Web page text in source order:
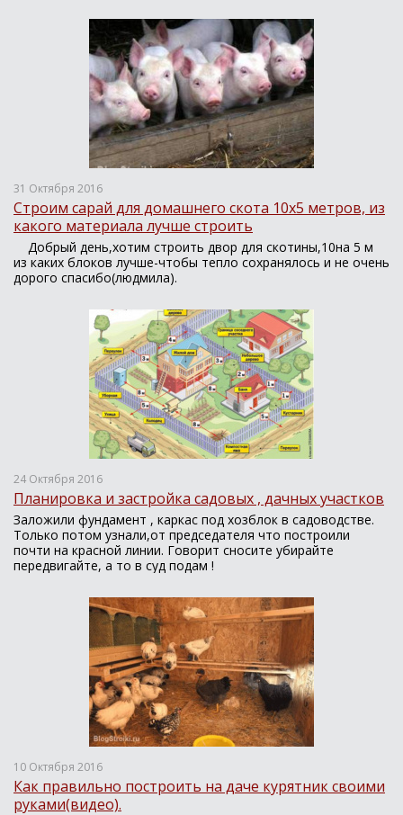
31 Октября 2016
Строим сарай для домашнего скота 10х5 метров, из
какого материала лучше строить
Добрый день,хотим строить двор для скотины,10на 5 м
из каких блоков лучше-чтобы тепло сохранялось и не очень
дорого спасибо(людмила).
24 Октября 2016
Планировка и застройка садовых , дачных участков
Заложили фундамент , каркас под хозблок в садоводстве.
Только потом узнали,от председателя что построили
почти на красной линии. Говорит сносите убирайте
передвигайте, а то в суд подам !
10 Октября 2016
Как правильно построить на даче курятник своими
руками(видео).